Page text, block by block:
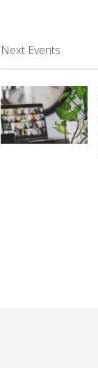
Next Events